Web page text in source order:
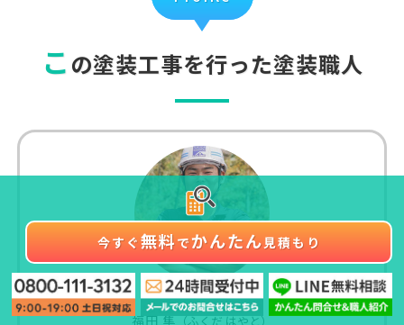
こ の塗装工事を行った塗装職人
エフ・エス塗装
福田 隼（ふくだ はやと）
今すぐ無料でかんたん見積もり